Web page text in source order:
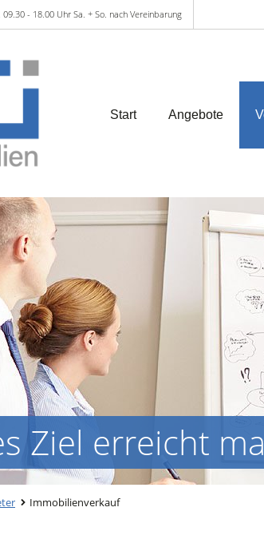
09.30 - 18.00 Uhr Sa. + So. nach Vereinbarung
Start Angebote
Ziel erreicht
Immobilienverkauf